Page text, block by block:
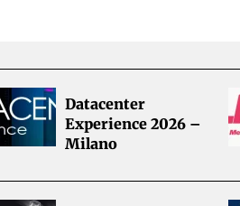
Datacenter
Experience 2026 –
Milano